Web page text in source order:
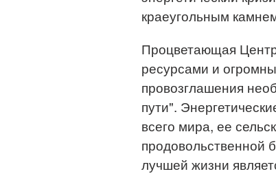
краеугольным
Процветающая
ресурсами и
провозглашения
пути".
всего мира, ее
продовольственной
лучшей жизни